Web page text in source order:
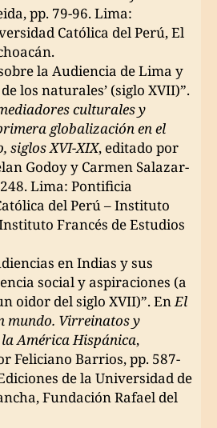
pp. 79-96. Lima:
Católica del Perú, El
la Audiencia de Lima y
los naturales’ (siglo XVII)”.
culturales y
globalización en el
siglos XVI-XIX, editado por
Godoy y Carmen Salazar-
Lima: Pontificia
del Perú – Instituto
Francés de Estudios
en Indias y sus
social y aspiraciones (a
oidor del siglo XVII)”. EnEl
mundo. Virreinatos y
América Hispánica,
Feliciano Barrios, pp. 587-
de la Universidad de
Fundación Rafael del